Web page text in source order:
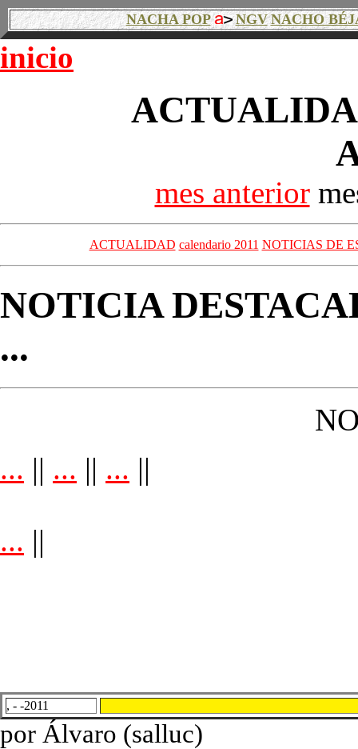
NACHA POP NGV NACHO
inicio
mes anterior
ACTUALIDAD calendario 2011 NOTICIAS DE
NOTICIA
...
... || ... || ... ||
... ||
, - -2011
por Álvaro (salluc)